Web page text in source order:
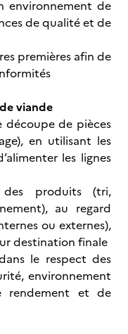
environnement de
de qualité et de
premières afin de
viande
découpe de pièces
en utilisant les
les lignes
produits (tri,
au regard
ou externes),
destination finale
le respect des
environnement
rendement et de